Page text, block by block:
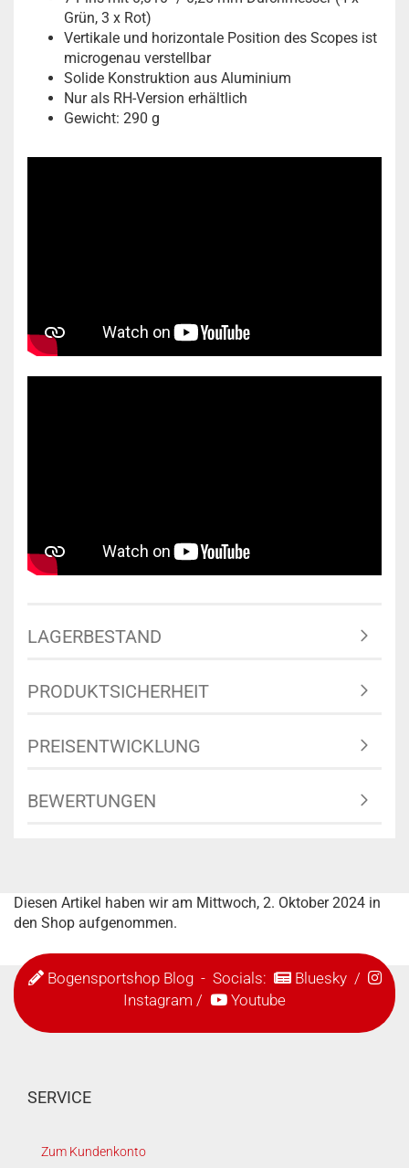
Grün, 3 x Rot)
Vertikale und horizontale Position des Scopes ist
microgenau verstellbar
Solide Konstruktion aus Aluminium
Nur als RH-Version erhältlich
Gewicht: 290 g
LAGERBESTAND
PRODUKTSICHERHEIT
PREISENTWICKLUNG
BEWERTUNGEN
Diesen Artikel haben wir am Mittwoch, 2. Oktober 2024 in
den Shop aufgenommen.
Bogensportshop Blog- Socials: Bluesky/
Instagram / Youtube
SERVICE
Zum Kundenkonto